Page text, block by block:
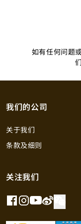
如有任何问题
我们的公司
关于我们
条款及细则
关注我们